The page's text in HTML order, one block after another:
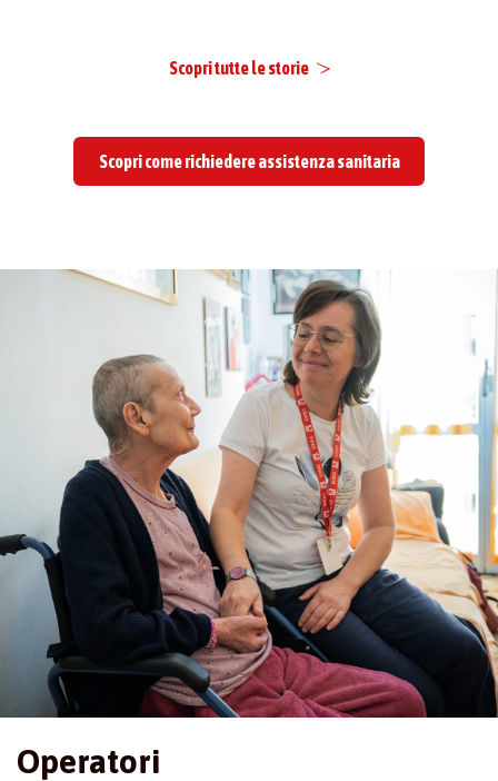
Scopri tutte le storie
Scopri come richiedere assistenza sanitaria
Operatori